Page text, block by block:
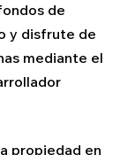
de
y disfrute de
mediante el
propiedad en